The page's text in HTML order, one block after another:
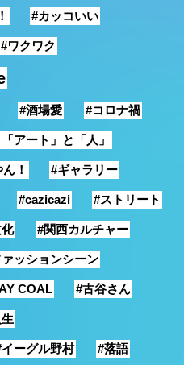
#カッコいい
#ワクワク
#酒場愛 #コロナ禍
アート」と「人」
！ #ギャラリー
#cazicazi #ストリート
#関西カルチャー
ッションシーン
COAL #古谷さん
ーグル野村 #落語